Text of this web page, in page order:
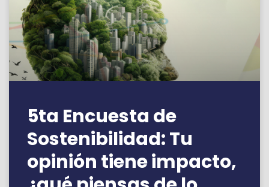
5ta Encuesta de
Sostenibilidad: Tu
opinión tiene impacto,